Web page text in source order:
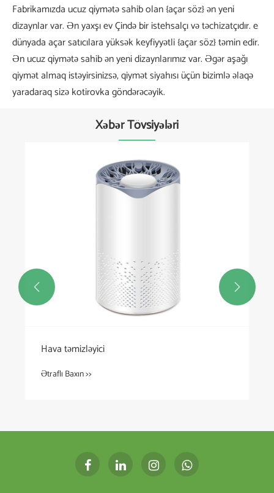
Fabrikamızda ucuz qiymətə sahib olan {açar söz} ən yeni
dizaynlar var. Ən yaxşı ev Çində bir istehsalçı və təchizatçıdır. e
dünyada açar satıcılara yüksək keyfiyyətli {açar söz} təmin edir.
Ən ucuz qiymətə sahib ən yeni dizaynlarımız var. Əgər aşağı
qiymət almaq istəyirsinizsə, qiymət siyahısı üçün bizimlə əlaqə
yaradaraq sizə kotirovka göndərəcəyik.
Xəbər Tövsiyələri
Hava təmizləyici
Ətraflı Baxın >>
 